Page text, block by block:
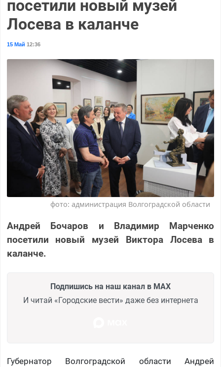
посетили новый музей
Лосева в каланче
15 Май 12:36
фото: администрация Волгоградской области
Андрей Бочаров и Владимир Марченко
посетили новый музей Виктора Лосева в
каланче.
Подпишись на наш канал в MAX
И читай «Городские вести» даже без интернета
Губернатор Волгоградской области Андрей